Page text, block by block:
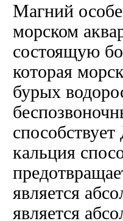
Магний
морском
состоящую
которая
бурых
способствует
кальция
является
является